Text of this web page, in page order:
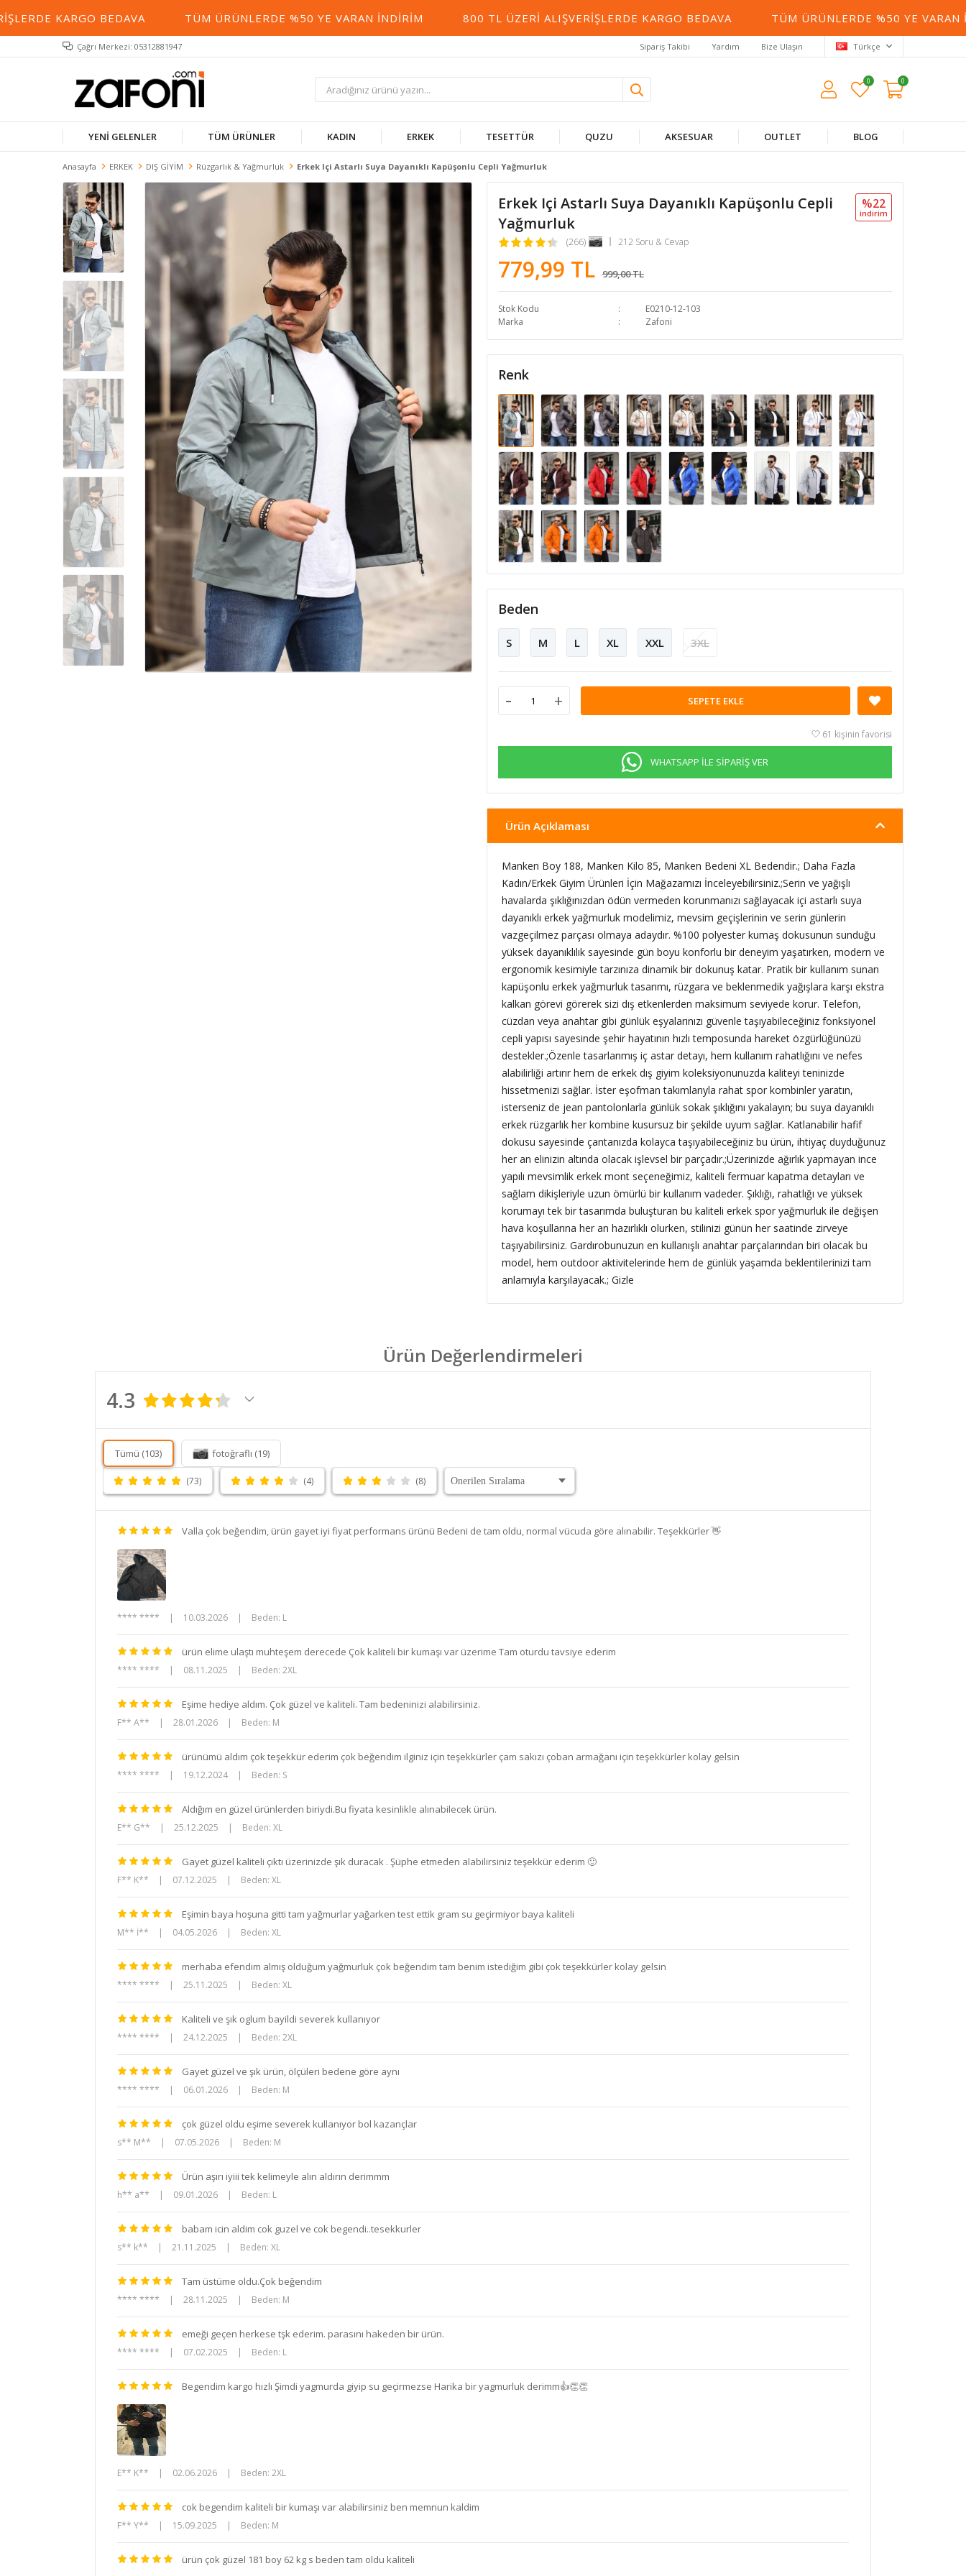
KARGO BEDAVA TÜM ÜRÜNLERDE %50 YE VARAN İNDIRIM 800 TL ÜZERI ALIŞVERIŞLERDE KARGO BEDAVA TÜM ÜRÜNLERDE %50 YE VARAN
Çağrı Merkezi: 05312881947 Sipariş Takibi Yardım Bize Ulaşın Türkçe
0 0
YENİ GELENLER TÜM ÜRÜNLER KADIN ERKEK TESETTÜR QUZU AKSESUAR OUTLET BLOG
Anasayfa ERKEK DIŞ GİYİM Rüzgarlık & Yağmurluk Erkek Içi Astarlı Suya Dayanıklı Kapüşonlu Cepli Yağmurluk
Erkek Içi Astarlı Suya Dayanıklı Kapüşonlu Cepli
Yağmurluk
(266) 212 Soru & Cevap
779,99 TL 999,00 TL
%22
i̇ndi̇ri̇m
Stok Kodu
E0210-12-103
Marka
Zafoni
Renk
Beden
S M L XL XXL 3XL
- + SEPETE EKLE
61 kişinin favorisi
WHATSAPP İLE SİPARİŞ VER
Ürün Açıklaması
Manken Boy 188, Manken Kilo 85, Manken Bedeni XL Bedendir.; Daha Fazla
Kadın/Erkek Giyim Ürünleri İçin Mağazamızı İnceleyebilirsiniz.;Serin ve yağışlı
havalarda şıklığınızdan ödün vermeden korunmanızı sağlayacak içi astarlı suya
dayanıklı erkek yağmurluk modelimiz, mevsim geçişlerinin ve serin günlerin
vazgeçilmez parçası olmaya adaydır. %100 polyester kumaş dokusunun sunduğu
yüksek dayanıklılık sayesinde gün boyu konforlu bir deneyim yaşatırken, modern ve
ergonomik kesimiyle tarzınıza dinamik bir dokunuş katar. Pratik bir kullanım sunan
kapüşonlu erkek yağmurluk tasarımı, rüzgara ve beklenmedik yağışlara karşı ekstra
kalkan görevi görerek sizi dış etkenlerden maksimum seviyede korur. Telefon,
cüzdan veya anahtar gibi günlük eşyalarınızı güvenle taşıyabileceğiniz fonksiyonel
cepli yapısı sayesinde şehir hayatının hızlı temposunda hareket özgürlüğünüzü
destekler.;Özenle tasarlanmış iç astar detayı, hem kullanım rahatlığını ve nefes
alabilirliği artırır hem de erkek dış giyim koleksiyonunuzda kaliteyi teninizde
hissetmenizi sağlar. İster eşofman takımlarıyla rahat spor kombinler yaratın,
isterseniz de jean pantolonlarla günlük sokak şıklığını yakalayın; bu suya dayanıklı
erkek rüzgarlık her kombine kusursuz bir şekilde uyum sağlar. Katlanabilir hafif
dokusu sayesinde çantanızda kolayca taşıyabileceğiniz bu ürün, ihtiyaç duyduğunuz
her an elinizin altında olacak işlevsel bir parçadır.;Üzerinizde ağırlık yapmayan ince
yapılı mevsimlik erkek mont seçeneğimiz, kaliteli fermuar kapatma detayları ve
sağlam dikişleriyle uzun ömürlü bir kullanım vadeder. Şıklığı, rahatlığı ve yüksek
korumayı tek bir tasarımda buluşturan bu kaliteli erkek spor yağmurluk ile değişen
hava koşullarına her an hazırlıklı olurken, stilinizi günün her saatinde zirveye
taşıyabilirsiniz. Gardırobunuzun en kullanışlı anahtar parçalarından biri olacak bu
model, hem outdoor aktivitelerinde hem de günlük yaşamda beklentilerinizi tam
anlamıyla karşılayacak.; Gizle
Ürün Değerlendirmeleri
4.3
Tümü (103) fotoğraflı (19)
(73) (4) (8)
Valla çok beğendim, ürün gayet iyi fiyat performans ürünü Bedeni de tam oldu, normal vücuda göre alınabilir. Teşekkürler 👋
**** **** | 10.03.2026 | Beden: L
ürün elime ulaştı muhteşem derecede Çok kaliteli bir kumaşı var üzerime Tam oturdu tavsiye ederim
**** **** | 08.11.2025 | Beden: 2XL
Eşime hediye aldım. Çok güzel ve kaliteli. Tam bedeninizi alabilirsiniz.
F** A** | 28.01.2026 | Beden: M
ürünümü aldım çok teşekkür ederim çok beğendim ilginiz için teşekkürler çam sakızı çoban armağanı için teşekkürler kolay gelsin
**** **** | 19.12.2024 | Beden: S
Aldığım en güzel ürünlerden biriydi.Bu fiyata kesinlikle alınabilecek ürün.
E** G** | 25.12.2025 | Beden: XL
Gayet güzel kaliteli çıktı üzerinizde şık duracak . Şüphe etmeden alabilirsiniz teşekkür ederim 🙂
F** K** | 07.12.2025 | Beden: XL
Eşimin baya hoşuna gitti tam yağmurlar yağarken test ettik gram su geçirmiyor baya kaliteli
M** İ** | 04.05.2026 | Beden: XL
merhaba efendim almış olduğum yağmurluk çok beğendim tam benim istediğim gibi çok teşekkürler kolay gelsin
**** **** | 25.11.2025 | Beden: XL
Kaliteli ve şık oglum bayildi severek kullanıyor
**** **** | 24.12.2025 | Beden: 2XL
Gayet güzel ve şık ürün, ölçüleri bedene göre aynı
**** **** | 06.01.2026 | Beden: M
çok güzel oldu eşime severek kullanıyor bol kazançlar
s** M** | 07.05.2026 | Beden: M
Ürün aşırı iyiii tek kelimeyle alın aldırın derimmm
h** a** | 09.01.2026 | Beden: L
babam icin aldim cok guzel ve cok begendi..tesekkurler
s** k** | 21.11.2025 | Beden: XL
Tam üstüme oldu.Çok beğendim
**** **** | 28.11.2025 | Beden: M
emeği geçen herkese tşk ederim. parasını hakeden bir ürün.
**** **** | 07.02.2025 | Beden: L
Begendim kargo hızlı Şimdi yagmurda giyip su geçirmezse Harika bir yagmurluk derimm👍👏👏
E** K** | 02.06.2026 | Beden: 2XL
cok begendim kaliteli bir kumaşı var alabilirsiniz ben memnun kaldim
F** Y** | 15.09.2025 | Beden: M
ürün çok güzel 181 boy 62 kg s beden tam oldu kaliteli